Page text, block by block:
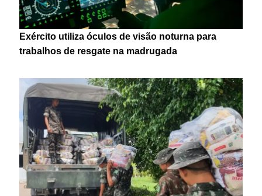
Exército utiliza óculos de visão noturna para
trabalhos de resgate na madrugada